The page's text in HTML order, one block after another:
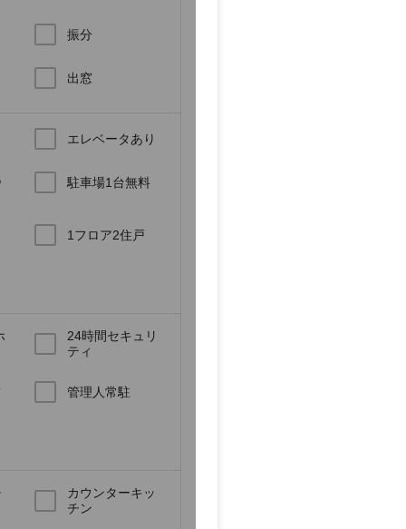
振分
出窓
エレベータあり
駐車場1台無料
1フロア2住戸
24時間セキュリ
ティ
管理人常駐
カウンターキッ
チン